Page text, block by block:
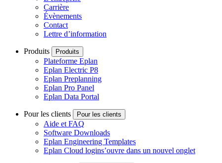
Carrière
Évènements
Contact
Lettre d’information
Produits Produits
Plateforme Eplan
Eplan Electric P8
Eplan Preplanning
Eplan Pro Panel
Eplan Data Portal
Pour les clients Pour les clients
Aide et FAQ
Software Downloads
Eplan Engineering Templates
Eplan Cloud logins’ouvre dans un nouvel onglet